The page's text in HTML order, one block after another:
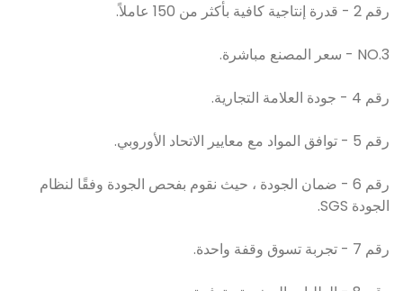
رقم 2 - قدرة إنتاجية كافية بأكثر من 150 عاملاً.
NO.3 - سعر المصنع مباشرة.
رقم 4 - جودة العلامة التجارية.
رقم 5 - توافق المواد مع معايير الاتحاد الأوروبي.
رقم 6 - ضمان الجودة ، حيث نقوم بفحص الجودة وفقًا لنظام
الجودة SGS.
رقم 7 - تجربة تسوق وقفة واحدة.